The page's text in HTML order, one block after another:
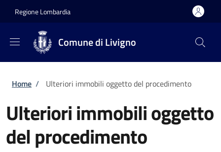
Regione Lombardia
Comune di Livigno
Briciole di pane
Home / Ulteriori immobili oggetto del procedimento
Ulteriori immobili oggetto
del procedimento